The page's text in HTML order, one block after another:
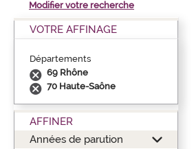
Modifier votre recherche
VOTRE AFFINAGE
Départements
69 Rhône
70 Haute-Saône
AFFINER
Années de parution